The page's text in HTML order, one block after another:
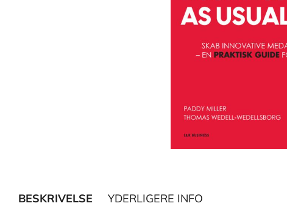
BESKRIVELSE YDERLIGERE INFO